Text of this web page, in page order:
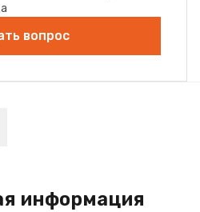
вопрос
информация